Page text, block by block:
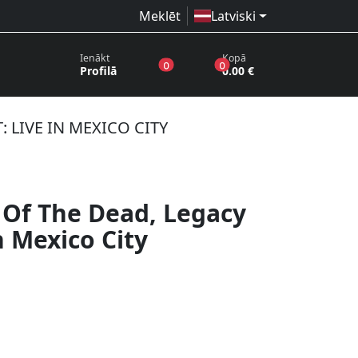
Meklēt Latviski
Ienākt
Profilā 0produkti vēlmju sarakstā
0produkti grozā
Kopā
0.00 €
LIVE IN MEXICO CITY
The Dead, Legacy
Mexico City